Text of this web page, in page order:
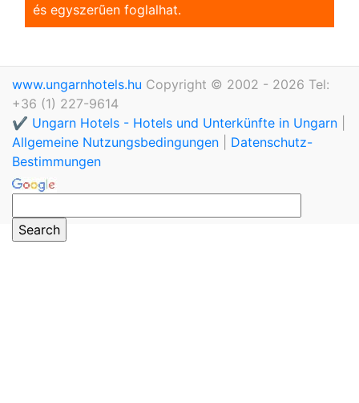
és egyszerũen foglalhat.
www.ungarnhotels.hu Copyright © 2002 - 2026 Tel:
+36 (1) 227-9614
✔️ Ungarn Hotels - Hotels und Unterkünfte in Ungarn
Allgemeine Nutzungsbedingungen
Datenschutz-
Bestimmungen